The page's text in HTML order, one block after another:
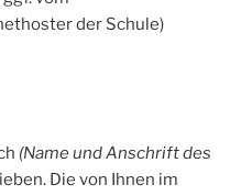
der Schule)
(Name und Anschrift des
Die von Ihnen im